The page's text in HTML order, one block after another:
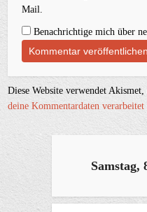
Mail.
Benachrichtige mich über
Diese Website verwendet
deine Kommentardaten verarbeitet
Samstag,